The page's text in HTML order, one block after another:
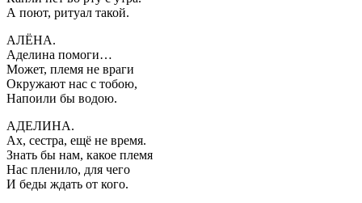
А поют, ритуал такой.
АЛЁНА.
Аделина помоги…
Может, племя не враги
Окружают нас с тобою,
Напоили бы водою.
АДЕЛИНА.
Ах, сестра, ещё не время.
Знать бы нам, какое племя
Нас пленило, для чего
И беды ждать от кого.